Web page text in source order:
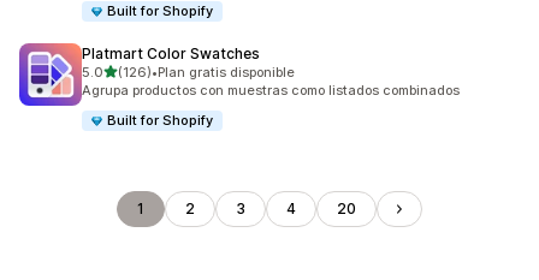
Built for Shopify
Platmart Color Swatches
5.0de 5 estrellas
(126)
126 reseñas en total
•Plan gratis disponible
Agrupa productos con muestras como listados combinados
Built for Shopify
1 2 3 4 20